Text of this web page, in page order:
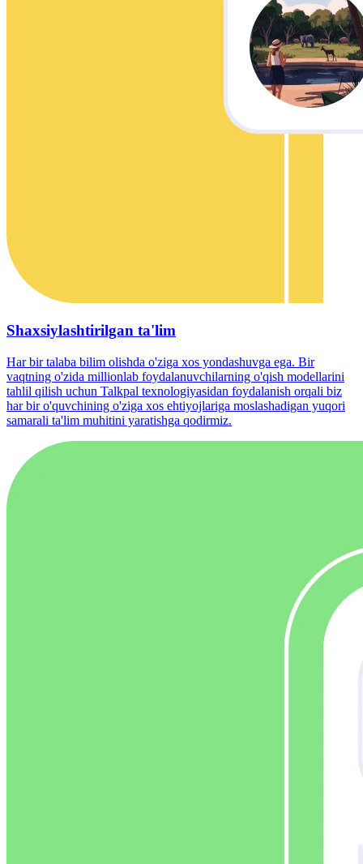
Shaxsiylashtirilgan ta'lim
Har bir talaba bilim olishda o'ziga xos yondashuvga ega. Bir
vaqtning o'zida millionlab foydalanuvchilarning o'qish modellarini
tahlil qilish uchun Talkpal texnologiyasidan foydalanish orqali biz
har bir o'quvchining o'ziga xos ehtiyojlariga moslashadigan yuqori
samarali ta'lim muhitini yaratishga qodirmiz.